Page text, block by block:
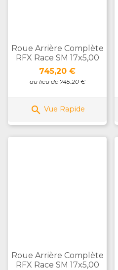
Roue Arrière Complète
RFX Race SM 17x5,00
Prix
745,20 €
au lieu de 745.20 €
 Vue Rapide
Roue Arrière Complète
RFX Race SM 17x5,00